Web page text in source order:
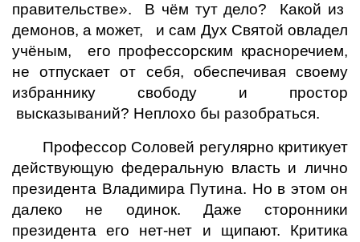
правительстве». В чём тут дело? Какой из
демонов, а может, и сам Дух Святой овладел
учёным, его профессорским красноречием,
не отпускает от себя, обеспечивая своему
избраннику свободу и простор
высказываний? Неплохо бы разобраться.
Профессор Соловей регулярно критикует
действующую федеральную власть и лично
президента Владимира Путина. Но в этом он
далеко не одинок. Даже сторонники
президента его нет-нет и щипают. Критика